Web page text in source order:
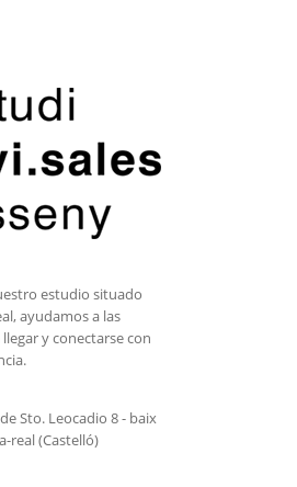
estudio situado
ayudamos a las
llegar y conectarse con
Sto. Leocadio 8 - baix
real (Castelló)